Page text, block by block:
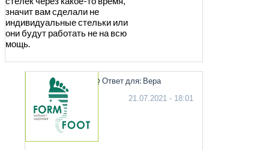
значит вам сделали не
индивидуальные стельки или
они будут работать не на всю
мощь.
@ Ответ для: Вера
21.07.2021 - 18:01